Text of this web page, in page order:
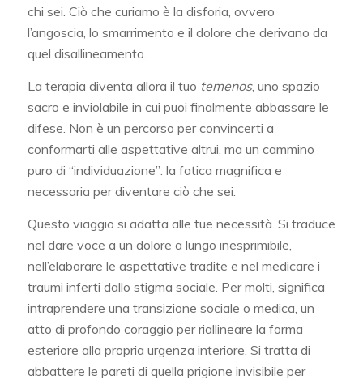
chi sei. Ciò che curiamo è la disforia, ovvero
l’angoscia, lo smarrimento e il dolore che derivano da
quel disallineamento.
La terapia diventa allora il tuo temenos, uno spazio
sacro e inviolabile in cui puoi finalmente abbassare le
difese. Non è un percorso per convincerti a
conformarti alle aspettative altrui, ma un cammino
puro di “individuazione”: la fatica magnifica e
necessaria per diventare ciò che sei.
Questo viaggio si adatta alle tue necessità. Si traduce
nel dare voce a un dolore a lungo inesprimibile,
nell’elaborare le aspettative tradite e nel medicare i
traumi inferti dallo stigma sociale. Per molti, significa
intraprendere una transizione sociale o medica, un
atto di profondo coraggio per riallineare la forma
esteriore alla propria urgenza interiore. Si tratta di
abbattere le pareti di quella prigione invisibile per